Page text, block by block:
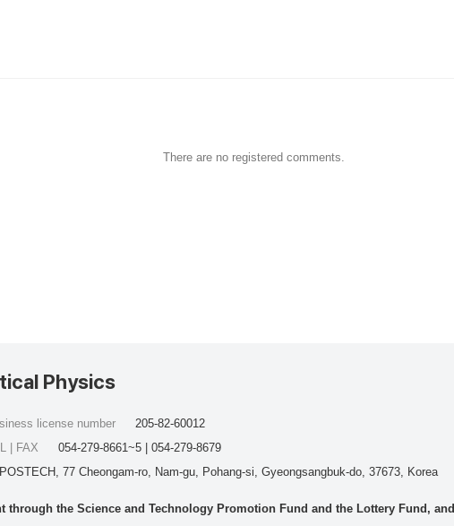
There are no registered comments.
Physics
77 Cheongam-ro, Nam-gu, Pohang-si, Gyeongsangbuk-do, 37673, Korea
license number
205-82-60012
| FAX
054-279-8661~5 | 054-279-8679
through the Science and Technology Promotion Fund and the Lottery Fund,